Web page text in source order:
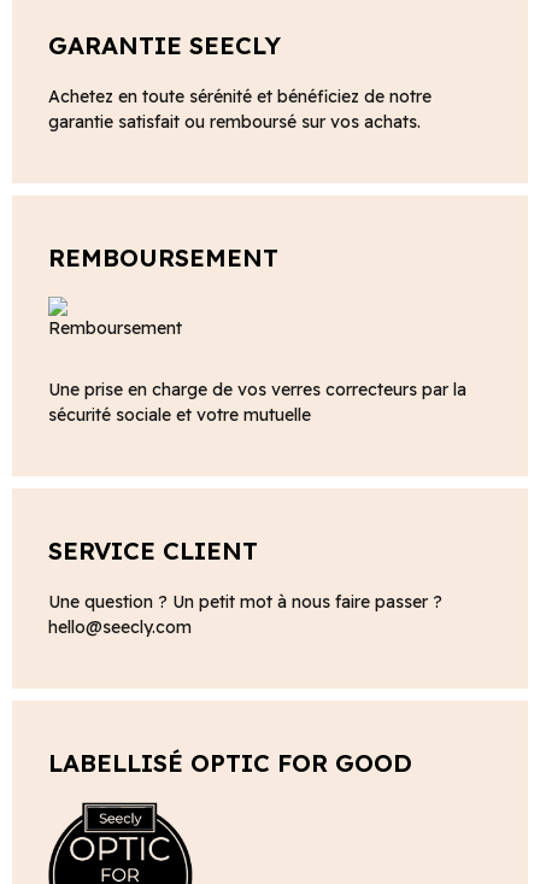
GARANTIE SEECLY
Achetez en toute sérénité et bénéficiez de notre
garantie satisfait ou remboursé sur vos achats.
REMBOURSEMENT
Une prise en charge de vos verres correcteurs par la
sécurité sociale et votre mutuelle
SERVICE CLIENT
Une question ? Un petit mot à nous faire passer ?
hello@seecly.com
LABELLISÉ OPTIC FOR GOOD